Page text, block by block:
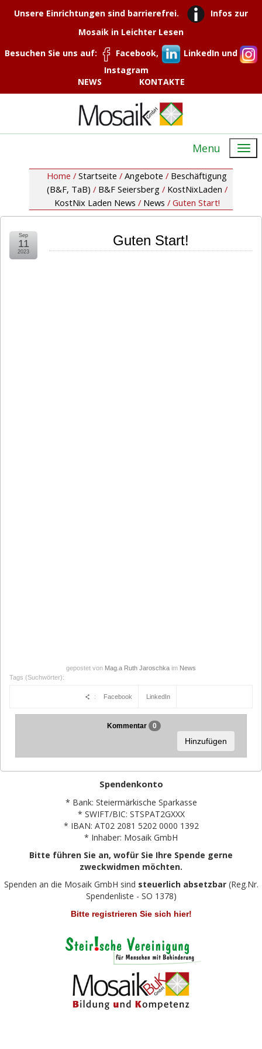
Unsere Einrichtungen sind barrierefrei.
Infos zur
Mosaik in Leichter Lesen
Besuchen Sie uns auf:
Facebook,
LinkedIn und
Instagram
NEWS
KONTAKTE
Menu
Home / Startseite / Angebote / Beschäftigung
(B&F, TaB) / B&F Seiersberg / KostNixLaden /
KostNix Laden News / News / Guten Start!
Guten Start!
Sep
11
2023
gepostet von Mag.a Ruth Jaroschka im News
Tags (Suchwörter):
: Facebook LinkedIn
Kommentar 0
Hinzufügen
Spendenkonto
* Bank: Steiermärkische Sparkasse
* SWIFT/BIC: STSPAT2GXXX
* IBAN: AT02 2081 5202 0000 1392
* Inhaber: Mosaik GmbH
Bitte führen Sie an, wofür Sie Ihre Spende gerne
zweckwidmen möchten.
Spenden an die Mosaik GmbH sind steuerlich absetzbar(Reg.Nr.
Spendenliste - SO 1378)
Bitte registrieren Sie sich hier!